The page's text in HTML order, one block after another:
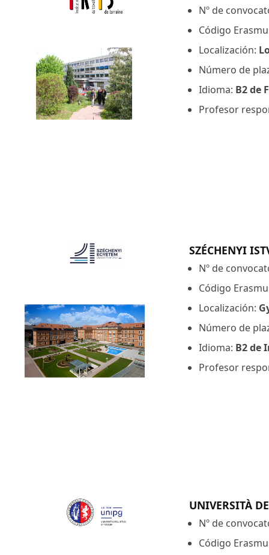
Nº de
Código
Localización:
Número de
Idioma: B2 de
Profesor
SZÉCHENYI
Nº de
Código
Localización:
Número de
Idioma: B2 de
Profesor
UNIVERSITÀ
Nº de
Código